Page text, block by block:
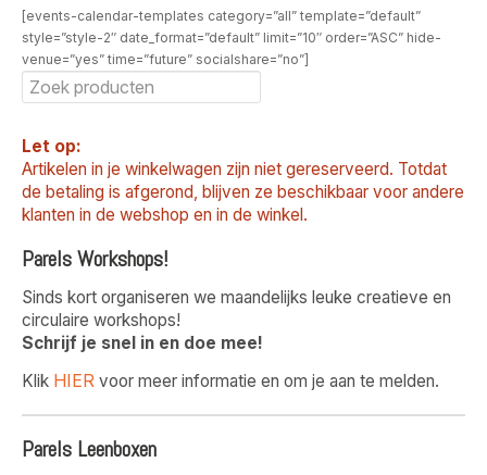
[events-calendar-templates category=”all” template=”default”
style=”style-2″ date_format=”default” limit=”10″ order=”ASC” hide-
venue=”yes” time=”future” socialshare=”no”]
Let op:
Artikelen in je winkelwagen zijn niet gereserveerd. Totdat
de betaling is afgerond, blijven ze beschikbaar voor andere
klanten in de webshop en in de winkel.
Parels Workshops!
Sinds kort organiseren we maandelijks leuke creatieve en
circulaire workshops!
Schrijf je snel in en doe mee!
Klik HIER voor meer informatie en om je aan te melden.
Parels Leenboxen